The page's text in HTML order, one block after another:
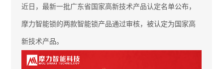
近日，最新一批广东省国家高新技术产品认定名单公布，
摩力智能锁的两款智能锁产品通过审核，被认定为国家高
新技术产品。